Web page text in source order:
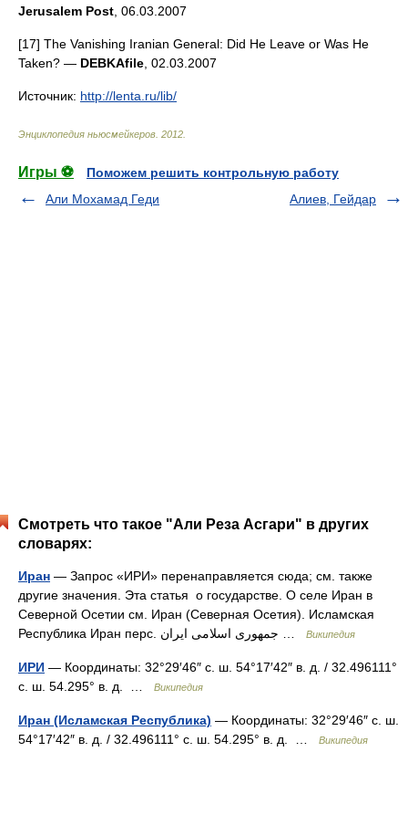
Jerusalem Post , 06.03.2007
[17] The Vanishing Iranian General: Did He Leave or Was He
Taken? — DEBKAfile , 02.03.2007
Источник: http://lenta.ru/lib/
Энциклопедия ньюсмейкеров 2012
Игры ⚽
Поможем решить контрольную работу
Али Мохамад Геди
Алиев, Гейдар
Смотреть что такое "Али Реза Асгари" в других
словарях:
Иран — Запрос «ИРИ» перенаправляется сюда; см. также
другие значения. Эта статья о государстве. О селе Иран в
Северной Осетии см. Иран (Северная Осетия). Исламская
Википедия
ИРИ — Координаты: 32°29′46″ с. ш. 54°17′42″ в. д. / 32.496111°
с. ш. 54.295° в. д. …
Википедия
Иран (Исламская Республика) — Координаты: 32°29′46″ с. ш.
54°17′42″ в. д. / 32.496111° с. ш. 54.295° в. д. …
Википедия